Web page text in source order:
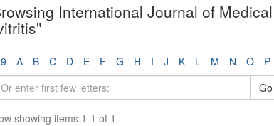
International Journal of
A B C D E F G H I J K L M N O P
Go
showing items 1-1 of 1